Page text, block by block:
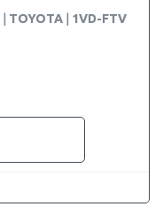
TOYOTA 1VD-FTV